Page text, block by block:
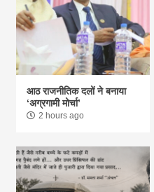
आठ राजनीतिक दलों ने बनाया
‘अग्रगामी मोर्चा’
2 hours ago